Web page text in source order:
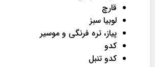
قارچ
لوبیا سبز
پیاز، تره فرنگی و موسیر
کدو
کدو تنبل